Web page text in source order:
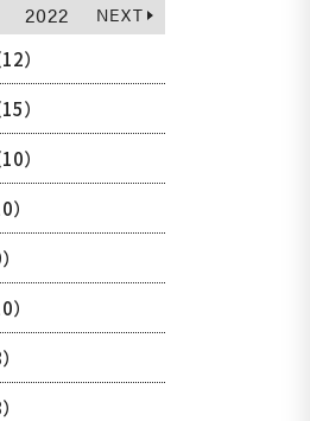
2022 NEXT
）
）
）